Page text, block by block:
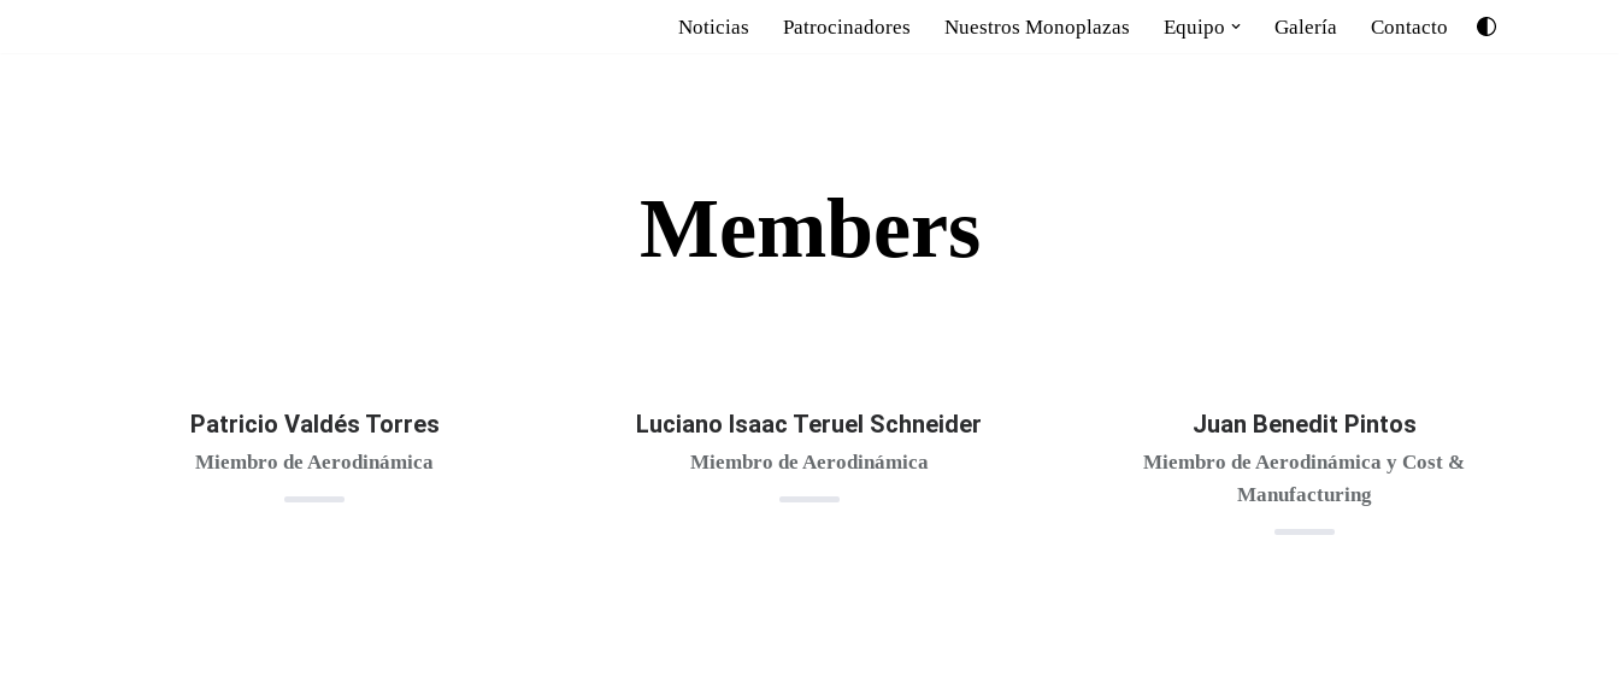
Noticias Patrocinadores Nuestros Monoplazas Equipo Galería Contacto
Members
Patricio Valdés Torres
Miembro de Aerodinámica
Luciano Isaac Teruel Schneider
Miembro de Aerodinámica
Juan Benedit Pintos
Miembro de Aerodinámica y Cost &
Manufacturing